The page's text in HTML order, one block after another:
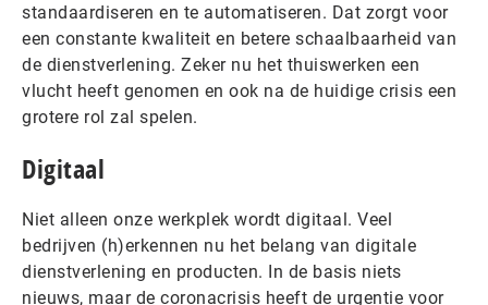
standaardiseren en te automatiseren. Dat zorgt voor
een constante kwaliteit en betere schaalbaarheid van
de dienstverlening. Zeker nu het thuiswerken een
vlucht heeft genomen en ook na de huidige crisis een
grotere rol zal spelen.
Digitaal
Niet alleen onze werkplek wordt digitaal. Veel
bedrijven (h)erkennen nu het belang van digitale
dienstverlening en producten. In de basis niets
nieuws, maar de coronacrisis heeft de urgentie voor